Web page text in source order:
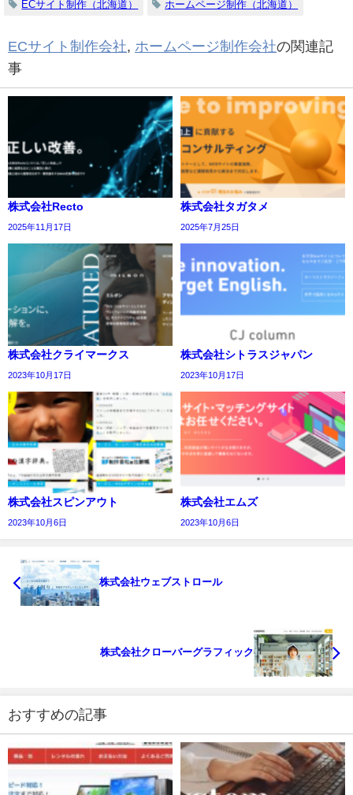
ECサイト制作（北海道） ホームページ制作（北海道）
ECサイト制作会社, ホームページ制作会社の関連記
事
株式会社Recto
2025年11月17日
株式会社タガタメ
2025年7月25日
株式会社クライマークス
2023年10月17日
株式会社シトラスジャパン
2023年10月17日
株式会社スピンアウト
2023年10月6日
株式会社エムズ
2023年10月6日
株式会社ウェブストロール
株式会社クローバーグラフィック
おすすめの記事